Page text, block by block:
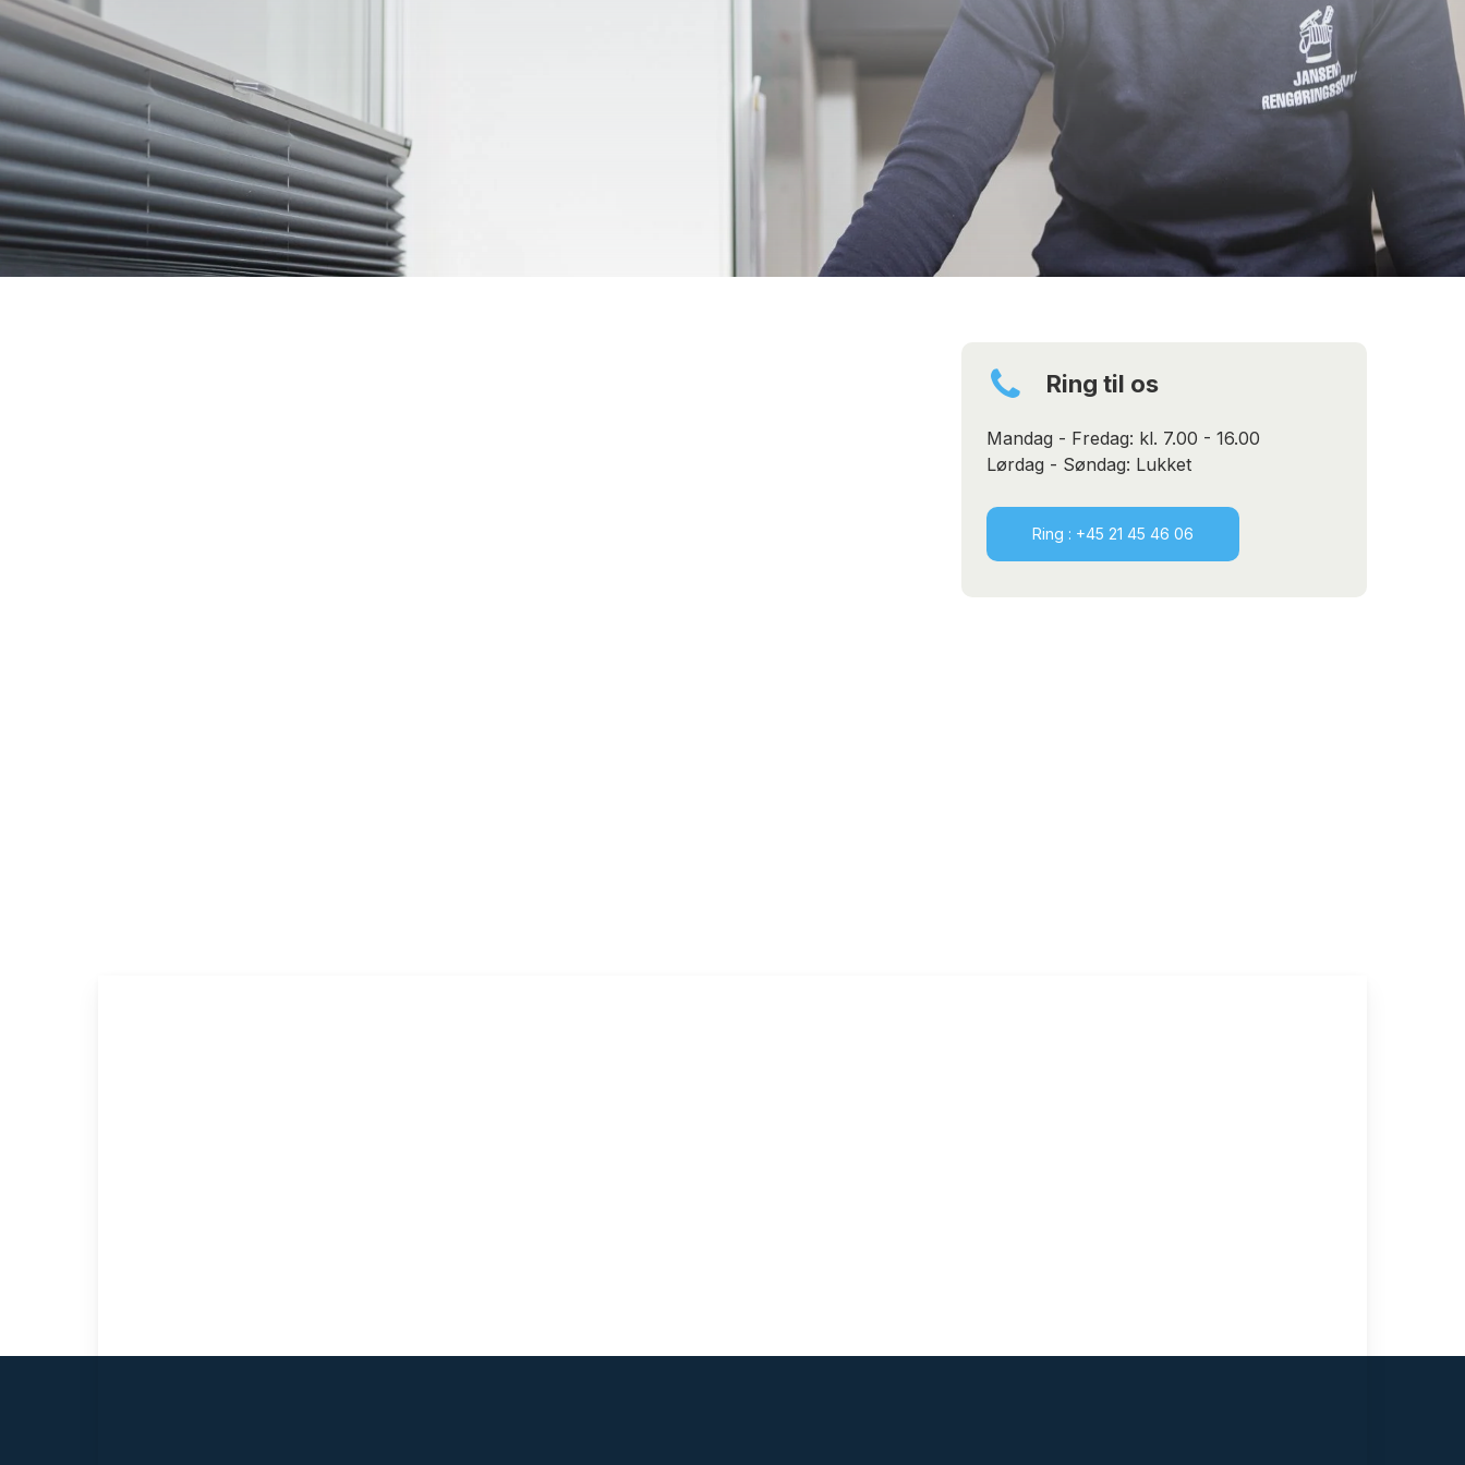
Ring til os
Mandag - Fredag: kl. 7.00 - 16.00
Lørdag - Søndag: Lukket
Ring : +45 21 45 46 06